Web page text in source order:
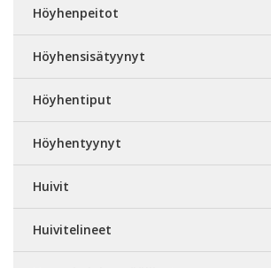
Höyhenpeitot
Höyhensisätyynyt
Höyhentiput
Höyhentyynyt
Huivit
Huivitelineet